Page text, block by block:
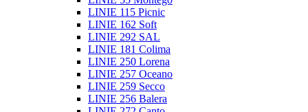
LINIE 115 Picnic
LINIE 162 Soft
LINIE 292 SAL
LINIE 181 Colima
LINIE 250 Lorena
LINIE 257 Oceano
LINIE 259 Secco
LINIE 256 Balera